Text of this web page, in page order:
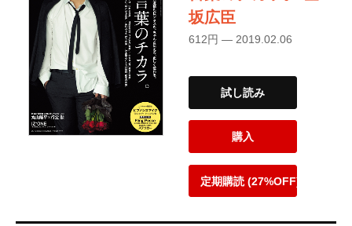
坂広臣
612円 — 2019.02.06
試し読み
購入
定期購読 (27%OFF)